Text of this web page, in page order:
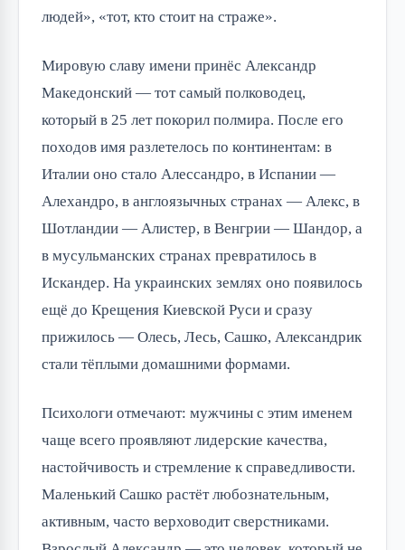
людей», «тот, кто стоит на страже».
Мировую славу имени принёс Александр
Македонский — тот самый полководец,
который в 25 лет покорил полмира. После его
походов имя разлетелось по континентам: в
Италии оно стало Алессандро, в Испании —
Алехандро, в англоязычных странах — Алекс, в
Шотландии — Алистер, в Венгрии — Шандор, а
в мусульманских странах превратилось в
Искандер. На украинских землях оно появилось
ещё до Крещения Киевской Руси и сразу
прижилось — Олесь, Лесь, Сашко, Александрик
стали тёплыми домашними формами.
Психологи отмечают: мужчины с этим именем
чаще всего проявляют лидерские качества,
настойчивость и стремление к справедливости.
Маленький Сашко растёт любознательным,
активным, часто верховодит сверстниками.